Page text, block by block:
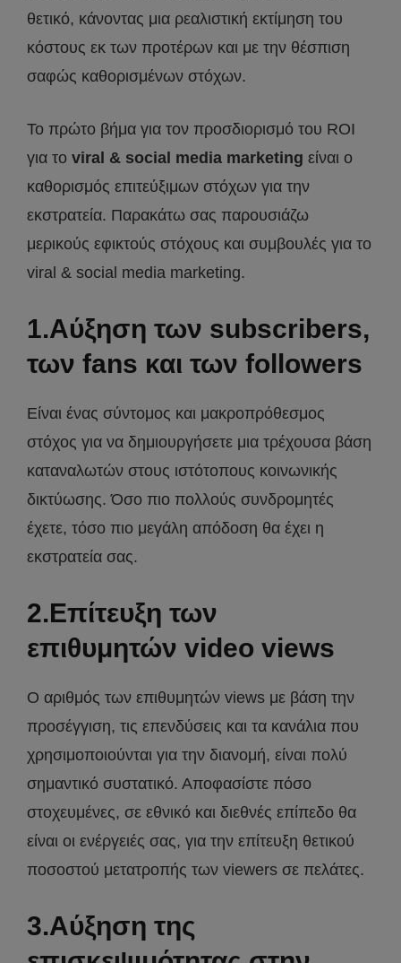
θετικό, κάνοντας μια ρεαλιστική εκτίμηση του
κόστους εκ των προτέρων και με την θέσπιση
σαφώς καθορισμένων στόχων.
Το πρώτο βήμα για τον προσδιορισμό του ROI
για το viral & social media marketing είναι ο
καθορισμός επιτεύξιμων στόχων για την
εκστρατεία. Παρακάτω σας παρουσιάζω
μερικούς εφικτούς στόχους και συμβουλές για το
viral & social media marketing.
1.Αύξηση των subscribers,
των fans και των followers
Είναι ένας σύντομος και μακροπρόθεσμος
στόχος για να δημιουργήσετε μια τρέχουσα βάση
καταναλωτών στους ιστότοπους κοινωνικής
δικτύωσης. Όσο πιο πολλούς συνδρομητές
έχετε, τόσο πιο μεγάλη απόδοση θα έχει η
εκστρατεία σας.
2.Επίτευξη των
επιθυμητών video views
Ο αριθμός των επιθυμητών views με βάση την
προσέγγιση, τις επενδύσεις και τα κανάλια που
χρησιμοποιούνται για την διανομή, είναι πολύ
σημαντικό συστατικό. Αποφασίστε πόσο
στοχευμένες, σε εθνικό και διεθνές επίπεδο θα
είναι οι ενέργειές σας, για την επίτευξη θετικού
ποσοστού μετατροπής των viewers σε πελάτες.
3.Αύξηση της